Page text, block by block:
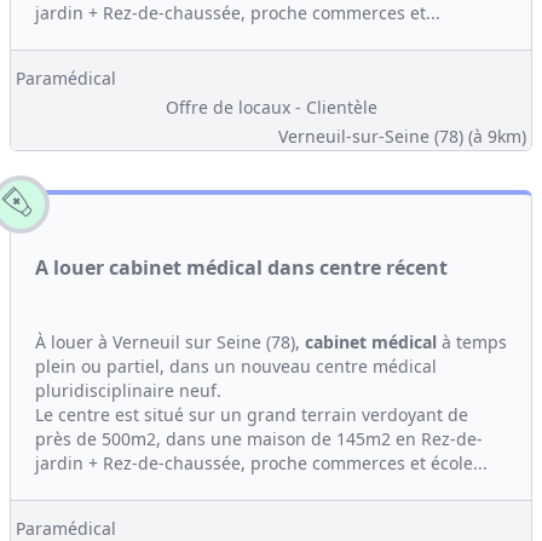
jardin + Rez-de-chaussée, proche commerces et...
Paramédical
Offre de locaux - Clientèle
Verneuil-sur-Seine (78) (à 9km)
A louer cabinet médical dans centre récent
À louer à Verneuil sur Seine (78), cabinet médical à temps
plein ou partiel, dans un nouveau centre médical
pluridisciplinaire neuf.
Le centre est situé sur un grand terrain verdoyant de
près de 500m2, dans une maison de 145m2 en Rez-de-
jardin + Rez-de-chaussée, proche commerces et école...
Paramédical